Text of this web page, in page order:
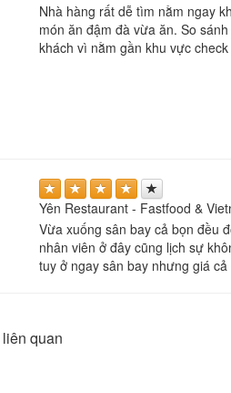
Nhà hàng rất dễ tìm nằm ngay
món ăn đậm đà vừa ăn. So
khách vì nằm gần khu vực
Yên Restaurant - Fastfood &
Vừa xuống sân bay cả bọn đều
nhân viên ở đây cũng lịch sự
tuy ở ngay sân bay nhưng giá
quan